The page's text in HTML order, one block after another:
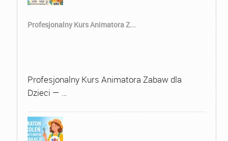
Profesjonalny Kurs Animatora Z...
Profesjonalny Kurs Animatora Zabaw dla
Dzieci — …